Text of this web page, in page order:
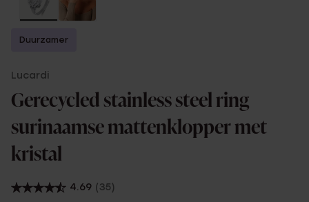
Duurzamer
Lucardi
Gerecycled stainless steel ring
surinaamse mattenklopper met
kristal
4.69 (35)